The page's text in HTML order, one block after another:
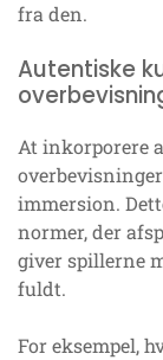
fra den.
Autentiske
At inkorporere
immersion.
normer, der
giver spillerne
fuldt.
For eksempel,